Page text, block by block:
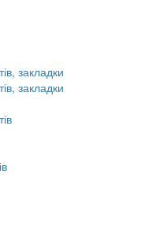
закладки
закладки